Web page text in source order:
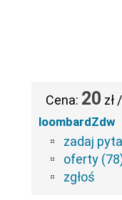
Cena: 20 zł
loombardZdw
zadaj
oferty
zgłoś